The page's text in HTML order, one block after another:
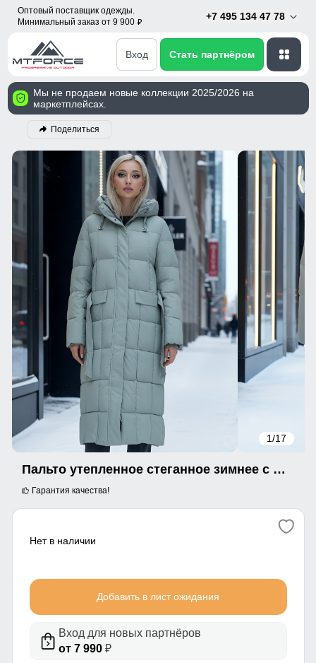
Оптовый поставщик одежды.
Минимальный заказ от 9 900 p
+7 495 134 47 78
Вход Стать партнёром
Мы не продаем новые коллекции 2025/2026 на
маркетплейсах.
Поделиться
1/17
Пальто утепленное стеганное зимнее с капюшоном женское зеленого цвета 9609Z
Гарантия качества!
Нет в наличии
Добавить в лист ожидания
Вход для новых партнёров
от 7 990₽